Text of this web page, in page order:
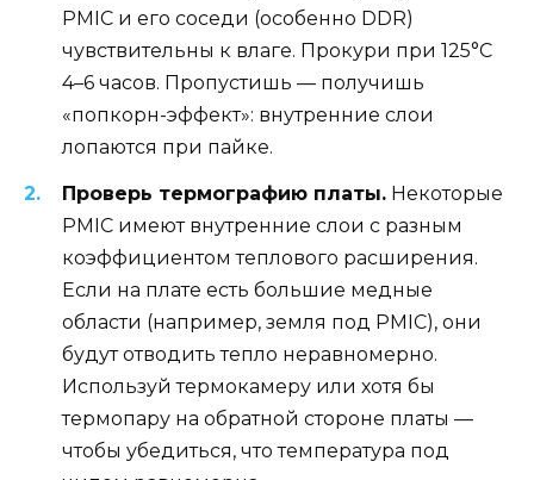
PMIC и его соседи (особенно DDR)
чувствительны к влаге. Прокури при 125°C
4–6 часов. Пропустишь — получишь
«попкорн-эффект»: внутренние слои
лопаются при пайке.
Проверь термографию платы. Некоторые
PMIC имеют внутренние слои с разным
коэффициентом теплового расширения.
Если на плате есть большие медные
области (например, земля под PMIC), они
будут отводить тепло неравномерно.
Используй термокамеру или хотя бы
термопару на обратной стороне платы —
чтобы убедиться, что температура под